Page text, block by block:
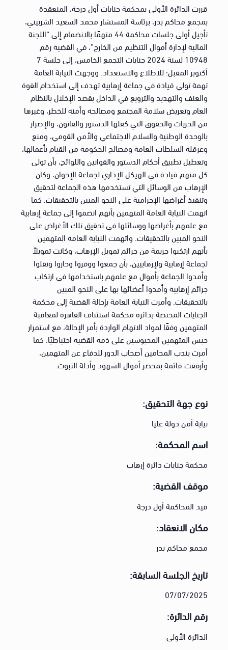
قررت الدائرة الأولى بمحكمة جنايات أول درجة، المنعقدة
بمجمع محاكم بدر، برئاسة المستشار محمد السعيد الشربيني،
تأجيل أولى جلسات محاكمة 44 متهمًا بالانضمام إلى “اللجنة
المالية لإدارة أموال التنظيم من الخارج”، في القضية رقم
10948 لسنة 2024 جنايات التجمع الخامس، إلى جلسة 7
أكتوبر المقبل؛ للاطلاع والاستعداد. ووجهت النيابة العامة
تهمة تولي قيادة في جماعة إرهابية تهدف إلى استخدام القوة
والعنف والتهديد والترويع في الداخل بقصد الإخلال بالنظام
العام وتعريض سلامة المجتمع ومصالحه وأمنه للخطر، وغيرها
من الحريات والحقوق التي كفلها الدستور والقانون، والإضرار
بالوحدة الوطنية والسلام الاجتماعي والأمن القومي، ومنع
وعرقلة السلطات العامة ومصالح الحكومة من القيام بأعمالها،
وتعطيل تطبيق أحكام الدستور والقوانين واللوائح، بأن تولى
كل منهم قيادة في الهيكل الإداري لجماعة الإخوان، وكان
الإرهاب من الوسائل التي تستخدمها هذه الجماعة لتحقيق
وتنفيذ أغراضها الإجرامية على النحو المبين بالتحقيقات. كما
اتهمت النيابة العامة المتهمين بأنهم انضموا إلى جماعة إرهابية
مع علمهم بأغراضها ووسائلها في تحقيق تلك الأغراض على
النحو المبين بالتحقيقات. واتهمت النيابة العامة المتهمين
بأنهم ارتكبوا جريمة من جرائم تمويل الإرهاب، وكانت تمويلاً
لجماعة إرهابية ولإرهابيين، بأن جمعوا ووفروا وحازوا ونقلوا
وأمدوا الجماعة بأموال مع علمهم باستخدامها في ارتكاب
جرائم إرهابية وأمدوا أعضائها بها على النحو المبين
بالتحقيقات. وأمرت النيابة العامة بإحالة القضية إلى محكمة
الجنايات المختصة بدائرة محكمة استئناف القاهرة لمعاقبة
المتهمين وفقًا لمواد الاتهام الواردة بأمر الإحالة، مع استمرار
حبس المتهمين المحبوسين على ذمة القضية احتياطيًا. كما
أمرت بندب المحامين أصحاب الدور للدفاع عن المتهمين،
وأرفقت قائمة بمحضر أقوال الشهود وأدلة الثبوت.
نوع جهة التحقيق:
نيابة أمن دولة عليا
اسم المحكمة:
محكمة جنايات دائرة إرهاب
موقف القضية:
قيد المحاكمة أول درجة
مكان الانعقاد:
مجمع محاكم بدر
تاريخ الجلسة السابقة:
07/07/2025
رقم الدائرة:
الدائرة الأولى